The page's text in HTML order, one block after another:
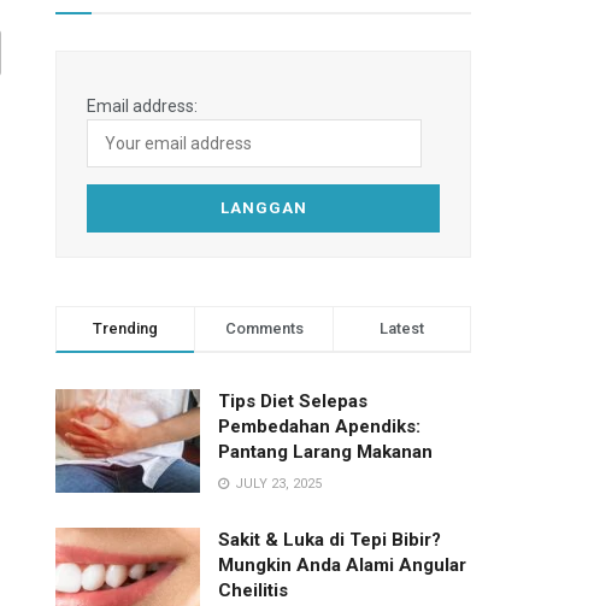
Email address:
Trending Comments Latest
Tips Diet Selepas
Pembedahan Apendiks:
Pantang Larang Makanan
JULY 23, 2025
Sakit & Luka di Tepi Bibir?
Mungkin Anda Alami Angular
Cheilitis